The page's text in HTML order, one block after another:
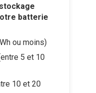
batterie
ou moins)
5 et 10
10 et 20